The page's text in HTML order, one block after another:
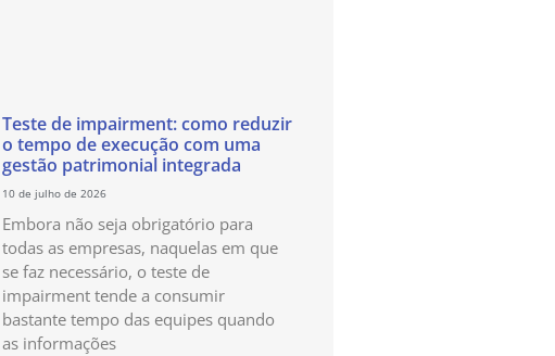
Teste de impairment: como reduzir
o tempo de execução com uma
gestão patrimonial integrada
10 de julho de 2026
Embora não seja obrigatório para
todas as empresas, naquelas em que
se faz necessário, o teste de
impairment tende a consumir
bastante tempo das equipes quando
as informações